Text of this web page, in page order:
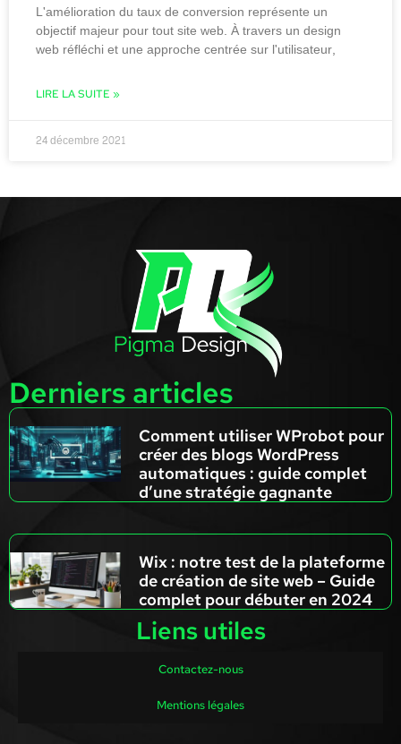
L'amélioration du taux de conversion représente un
objectif majeur pour tout site web. À travers un design
web réfléchi et une approche centrée sur l'utilisateur,
LIRE LA SUITE »
24 décembre 2021
Derniers articles
Comment utiliser WProbot pour
créer des blogs WordPress
automatiques : guide complet
d’une stratégie gagnante
Wix : notre test de la plateforme
de création de site web – Guide
complet pour débuter en 2024
Liens utiles
Contactez-nous
Mentions légales